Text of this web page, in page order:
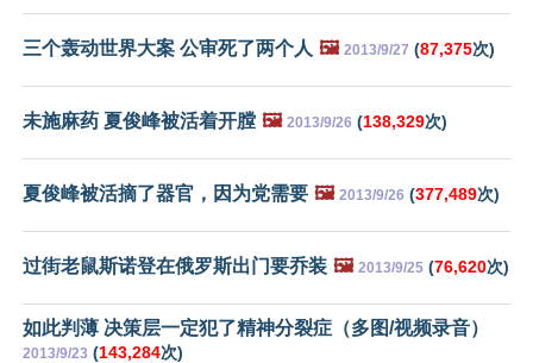
三个轰动世界大案 公审死了两个人 🖼️ 2013/9/27 (87,375次)
未施麻药 夏俊峰被活着开膛 🖼️ 2013/9/26 (138,329次)
夏俊峰被活摘了器官，因为党需要 🖼️ 2013/9/26 (377,489次)
过街老鼠斯诺登在俄罗斯出门要乔装 🖼️ 2013/9/25 (76,620次)
如此判薄 决策层一定犯了精神分裂症（多图/视频录音）
2013/9/23 (143,284次)